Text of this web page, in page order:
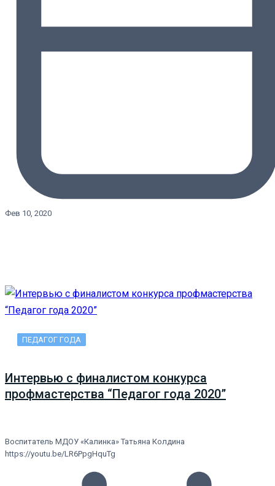
Фев 10, 2020
ПЕДАГОГ ГОДА
Интервью с финалистом конкурса
профмастерства “Педагог года 2020”
Воспитатель МДОУ «Калинка» Татьяна Колдина
https://youtu.be/LR6PpgHquTg